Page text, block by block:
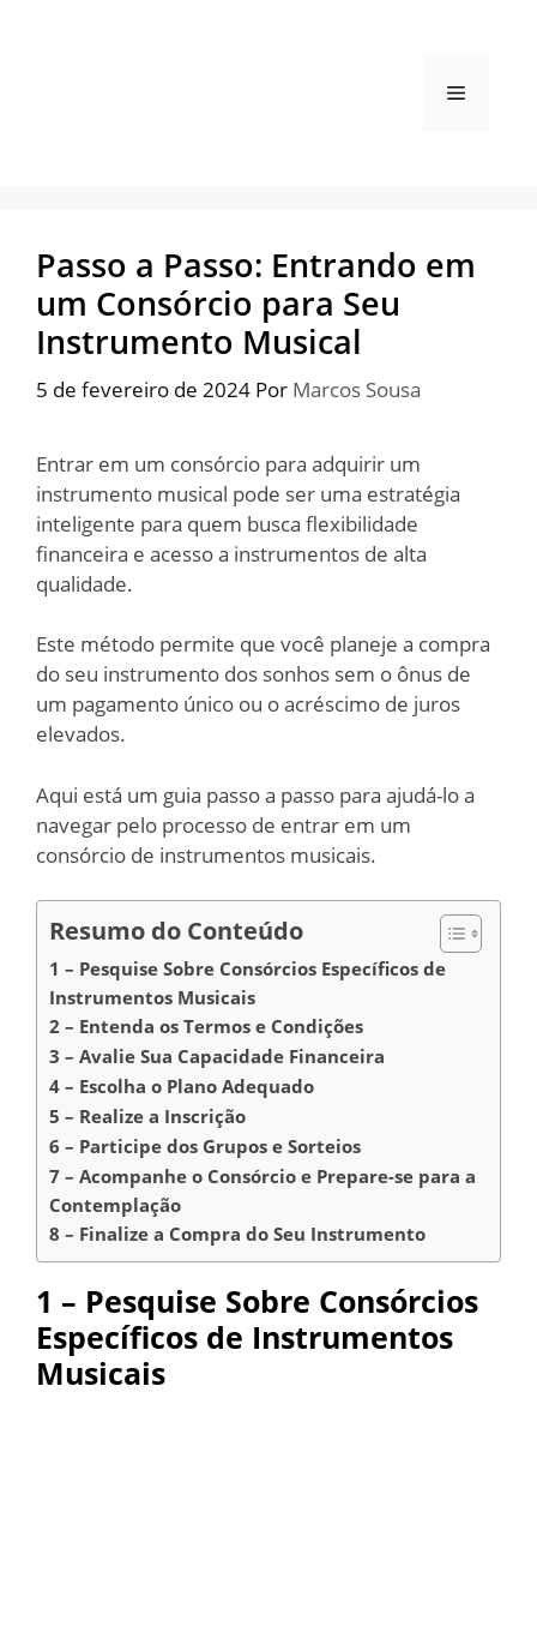
Menu
Passo a Passo: Entrando em
um Consórcio para Seu
Instrumento Musical
5 de fevereiro de 2024 Por Marcos Sousa
Entrar em um consórcio para adquirir um
instrumento musical pode ser uma estratégia
inteligente para quem busca flexibilidade
financeira e acesso a instrumentos de alta
qualidade.
Este método permite que você planeje a compra
do seu instrumento dos sonhos sem o ônus de
um pagamento único ou o acréscimo de juros
elevados.
Aqui está um guia passo a passo para ajudá-lo a
navegar pelo processo de entrar em um
consórcio de instrumentos musicais.
Resumo do Conteúdo
1 – Pesquise Sobre Consórcios Específicos de
Instrumentos Musicais
2 – Entenda os Termos e Condições
3 – Avalie Sua Capacidade Financeira
4 – Escolha o Plano Adequado
5 – Realize a Inscrição
6 – Participe dos Grupos e Sorteios
7 – Acompanhe o Consórcio e Prepare-se para a
Contemplação
8 – Finalize a Compra do Seu Instrumento
1 – Pesquise Sobre Consórcios
Específicos de Instrumentos
Musicais